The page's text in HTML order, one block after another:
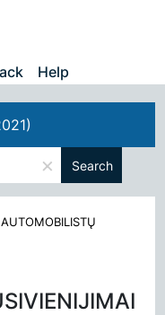
Help
× Search
AUTOMOBILISTŲ